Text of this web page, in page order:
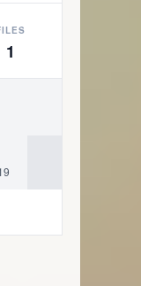
1